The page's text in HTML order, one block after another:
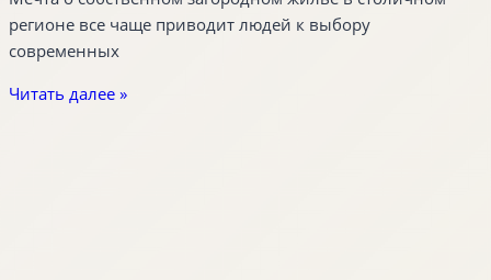
регионе все чаще приводит людей к выбору
современных
Читать далее »